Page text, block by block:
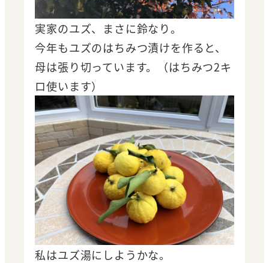
実家のユズ、まさに鈴なり。
今年もユズのはちみつ漬けを作ると、
母は張り切っています。（はちみつ2キ
ロ使います）
私はユズ湯にしようかな。